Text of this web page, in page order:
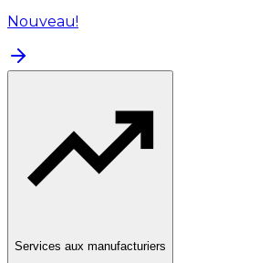
Nouveau!
Services aux manufacturiers